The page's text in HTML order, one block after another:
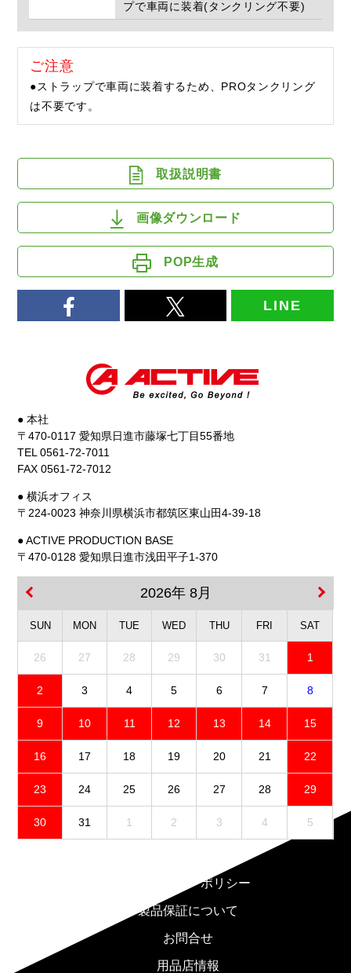
プで車両に装着(タンクリング不要)
ご注意
●ストラップで車両に装着するため、PROタンクリング
は不要です。
取扱説明書
画像ダウンロード
POP生成
LINE
● 本社
〒470-0117 愛知県日進市藤塚七丁目55番地
TEL 0561-72-7011
FAX 0561-72-7012
● 横浜オフィス
〒224-0023 神奈川県横浜市都筑区東山田4-39-18
● ACTIVE PRODUCTION BASE
〒470-0128 愛知県日進市浅田平子1-370
2026年 8月
SUN MON TUE WED THU FRI SAT
26 27 28 29 30 31 1
2 3 4 5 6 7 8
9 10 11 12 13 14 15
16 17 18 19 20 21 22
23 24 25 26 27 28 29
30 31 1 2 3 4 5
プライバシーポリシー
製品保証について
お問合せ
用品店情報